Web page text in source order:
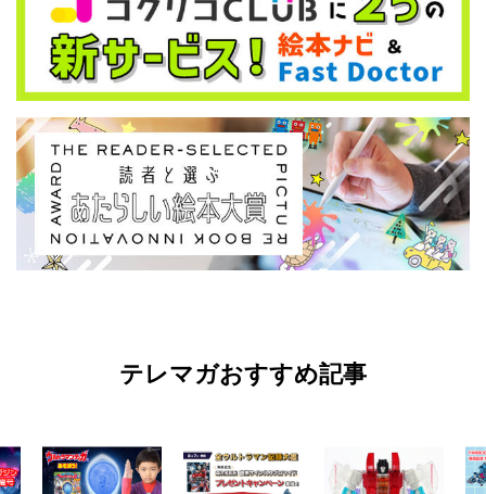
テレマガおすすめ記事